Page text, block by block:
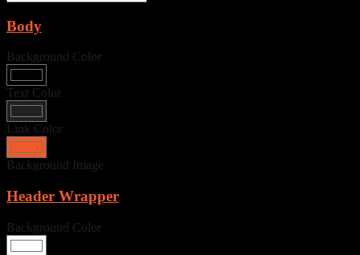
Body
Background Color
Text Color
Link Color
Background Image
Header Wrapper
Background Color